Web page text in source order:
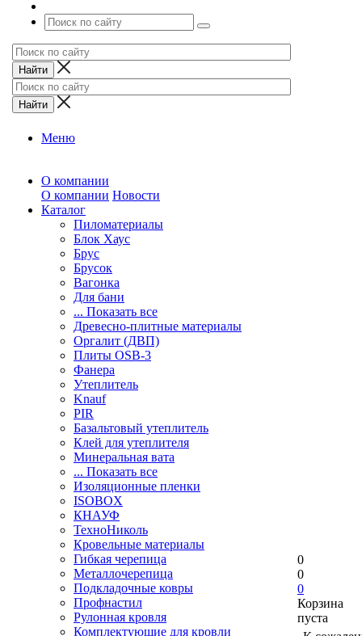
Меню
О компании
О компании Новости
Каталог
Пиломатериалы
Блок Хаус
Брус
Брусок
Вагонка
Для бани
... Показать все
Древесно-плитные материалы
Оргалит (ДВП)
Плиты OSB-3
Фанера
Утеплитель
Knauf
PIR
Базальтовый утеплитель
Клей для утеплителя
Минеральная вата
... Показать все
Изоляционные пленки
ISOBOX
КНАУФ
ТехноНиколь
Кровельные материалы
Гибкая черепица
Металлочерепица
Подкладочные ковры
Профнастил
Рулонная кровля
Комплектующие для кровли
0
0
0
Корзина
пуста